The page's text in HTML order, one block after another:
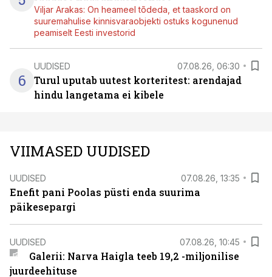
Viljar Arakas: On heameel tõdeda, et taaskord on
suuremahulise kinnisvaraobjekti ostuks kogunenud
peamiselt Eesti investorid
6
UUDISED 07.08.26, 06:30
Turul uputab uutest korteritest: arendajad
hindu langetama ei kibele
VIIMASED UUDISED
UUDISED 07.08.26, 13:35
Enefit pani Poolas püsti enda suurima
päikesepargi
UUDISED 07.08.26, 10:45
Galerii: Narva Haigla teeb 19,2 -miljonilise
juurdeehituse